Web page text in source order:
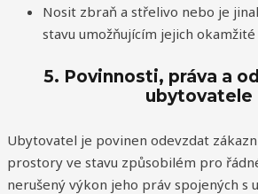
Nosit zbraň a střelivo nebo je
stavu umožňujícím jejich
5. Povinnosti, práva a
ubytovatele
Ubytovatel je povinen odevzdat
prostory ve stavu způsobilém pro
nerušený výkon jeho práv spojených s